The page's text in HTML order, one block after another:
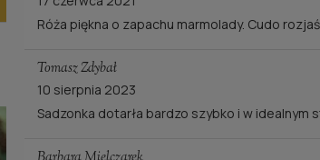
Róża piękna o zapachu marmolady. Cudo
Tomasz Zdybał
10 sierpnia 2023
Sadzonka dotarła bardzo szybko i w idealnym